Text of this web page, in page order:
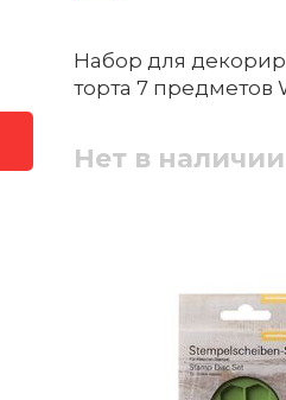
Набор для
торта 7 предметов
Нет в наличии